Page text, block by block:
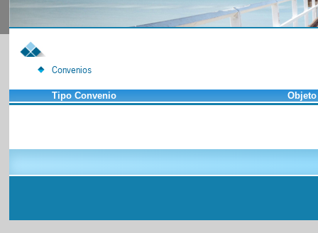
Convenios
Tipo Convenio Objeto